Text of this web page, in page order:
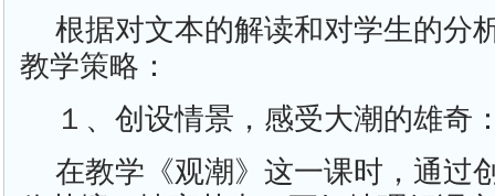
根据对文本的解读和对学生的分
教学策略：
１、创设情景，感受大潮的雄奇
在教学《观潮》这一课时，通过